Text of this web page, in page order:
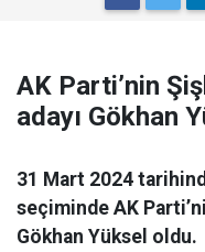
AK Parti’nin
adayı Gökhan
31 Mart 2024
seçiminde AK
Gökhan Yüksel oldu.